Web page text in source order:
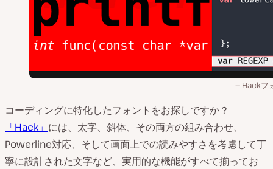
Hackフ
コーディングに特化したフォントをお探しですか？
「Hack」 には、太字、斜体、その両方の組み合わせ、
Powerline対応、そして画面上での読みやすさを考慮して丁
寧に設計された文字など、実用的な機能がすべて揃ってお